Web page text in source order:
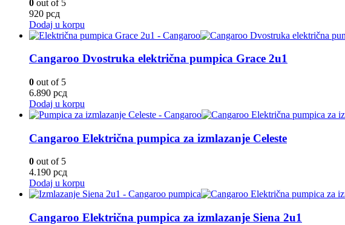
0 out of 5
920 рсд
Dodaj u korpu
Cangaroo Dvostruka električna pumpica Grace 2u1
0 out of 5
6.890 рсд
Dodaj u korpu
Cangaroo Električna pumpica za izmlazanje Celeste
0 out of 5
4.190 рсд
Dodaj u korpu
Cangaroo Električna pumpica za izmlazanje Siena 2u1